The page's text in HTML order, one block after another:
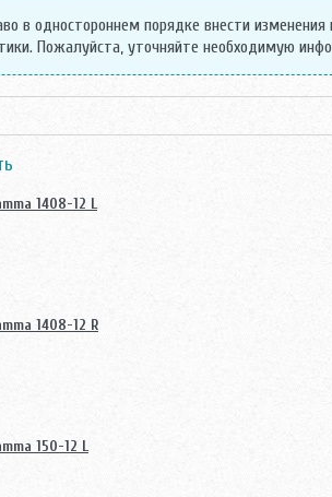
в одностороннем порядке внести
Пожалуйста, уточняйте необходимую
1408-12 L
1408-12 R
150-12 L